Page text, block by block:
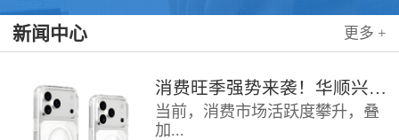
新闻中心 更多 +
消费旺季强势来袭！华顺兴业携手科思创 TPU，为手机护套行业注入破局新动能，抢占市场制高点
当前，消费市场活跃度攀升，叠
加...